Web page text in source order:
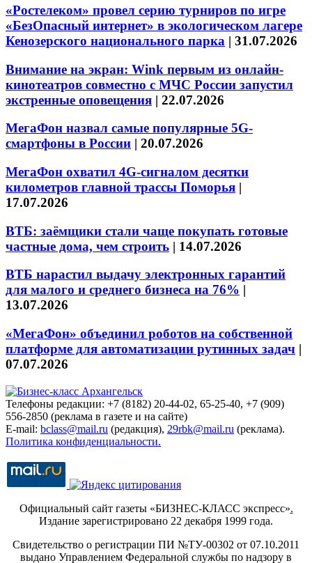
«Ростелеком» провел серию турниров по игре
«БезОпасный интернет» в экологическом лагере
Кенозерского национального парка | 31.07.2026
Внимание на экран: Wink первым из онлайн-
кинотеатров совместно с МЧС России запустил
экстренные оповещения | 22.07.2026
МегаФон назвал самые популярные 5G-
смартфоны в России | 20.07.2026
МегаФон охватил 4G-сигналом десятки
километров главной трассы Поморья |
17.07.2026
ВТБ: заёмщики стали чаще покупать готовые
частные дома, чем строить | 14.07.2026
ВТБ нарастил выдачу электронных гарантий
для малого и среднего бизнеса на 76% |
13.07.2026
«МегаФон» объединил роботов на собственной
платформе для автоматизации рутинных задач |
07.07.2026
Телефоны редакции: +7 (8182) 20-44-02, 65-25-40, +7 (909)
556-2850 (реклама в газете и на сайте)
E-mail: bclass@mail.ru (редакция), 29rbk@mail.ru (реклама).
Политика конфиденциальности.
Официальный сайт газеты «БИЗНЕС-КЛАСС экспресс».
Издание зарегистрировано 22 декабря 1999 года.
Свидетельство о регистрации ПИ №ТУ-00302 от 07.10.2011
выдано Управлением Федеральной службы по надзору в